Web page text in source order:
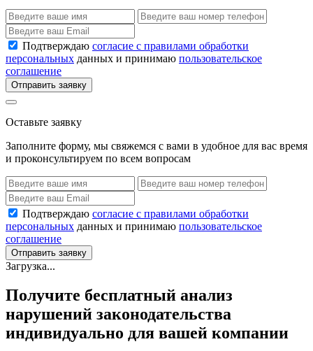
Подтверждаю согласие с правилами обработки
персональных данных и принимаю пользовательское
соглашение
Отправить заявку
Оставьте заявку
Заполните форму, мы свяжемся с вами в удобное для вас время
и проконсультируем по всем вопросам
Подтверждаю согласие с правилами обработки
персональных данных и принимаю пользовательское
соглашение
Отправить заявку
Загрузка...
Получите бесплатный анализ
нарушений законодательства
индивидуально для вашей компании